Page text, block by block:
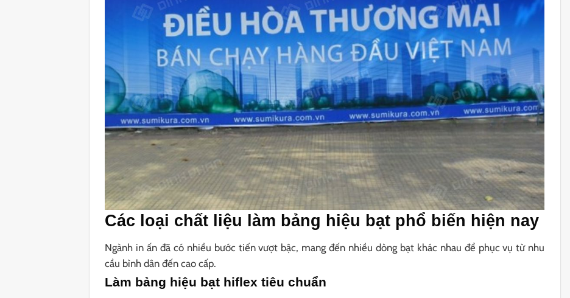
Các loại chất liệu làm bảng hiệu bạt phổ biến hiện nay
Ngành in ấn đã có nhiều bước tiến vượt bậc, mang đến nhiều dòng bạt khác nhau để phục vụ từ nhu
cầu bình dân đến cao cấp.
Làm bảng hiệu bạt hiflex tiêu chuẩn